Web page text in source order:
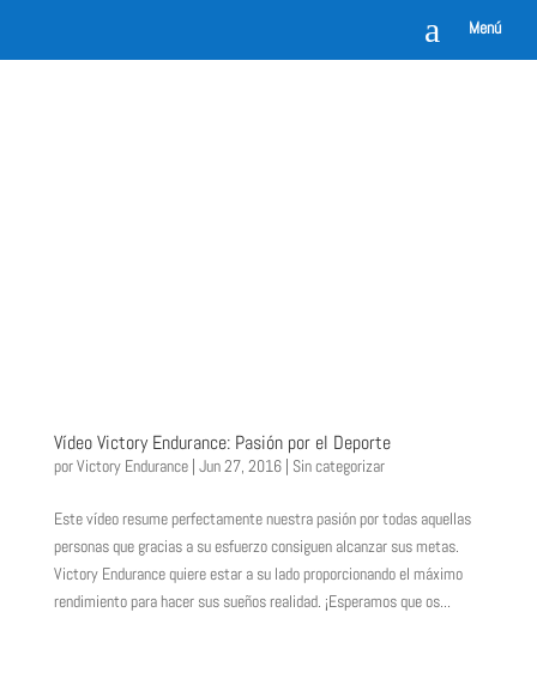
a Menú
Vídeo Victory Endurance: Pasión por el Deporte
porVictory Endurance| Jun 27, 2016| Sin categorizar
Este vídeo resume perfectamente nuestra pasión por todas aquellas
personas que gracias a su esfuerzo consiguen alcanzar sus metas.
Victory Endurance quiere estar a su lado proporcionando el máximo
rendimiento para hacer sus sueños realidad. ¡Esperamos que os...